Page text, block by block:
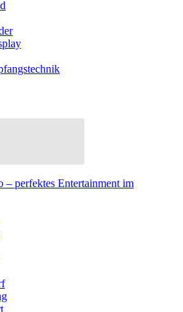
perfektes Entertainment im